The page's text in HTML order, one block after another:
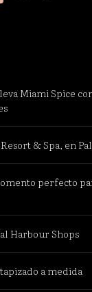
Miami Spice
& Spa, en
perfecto
Harbour Shops
a medida